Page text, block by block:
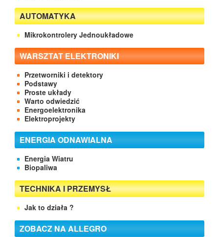
AUTOMATYKA
Mikrokontrolery Jednoukładowe
WARSZTAT ELEKTRONIKI
Przetworniki i detektory
Podstawy
Proste układy
Warto odwiedzić
Energoelektronika
Elektroprojekty
ENERGIA ODNAWIALNA
Energia Wiatru
Biopaliwa
TECHNIKA I PRZEMYSŁ
Jak to działa ?
ZOBACZ NA ALLEGRO